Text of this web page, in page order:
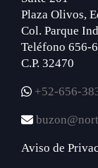
Plaza Olivos,
Col. Parque
Teléfono 656-
C.P. 32470
+52-656-
Aviso de